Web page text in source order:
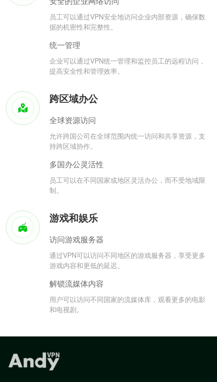
员工可以通过VPN安全地访问企业内部资源，确保数
据的机密性和完整性。
统一管理
企业可以通过VPN统一管理和监控员工的远程访问，
提高安全性和管理效率。
跨区域办公
全球资源访问
允许跨国公司在全球范围内统一访问和共享资源，支
持跨区域协作。
多国办公灵活性
员工可以在不同国家或地区灵活办公，而不受地域限
制。
游戏和娱乐
访问游戏服务器
通过VPN可以访问不同地区的游戏服务器，享受更多
游戏内容和更低的延迟。
解锁流媒体内容
用户可以访问不同国家的流媒体库，观看更多的电影
和电视剧。